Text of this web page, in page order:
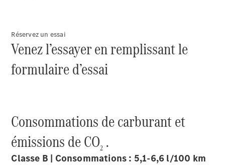
Réservez un essai
Venez l’essayer en remplissant le
formulaire d’essai
Consommations de carburant et
émissions de CO2 .
Classe B | Consommations : 5,1-6,6 l/100 km